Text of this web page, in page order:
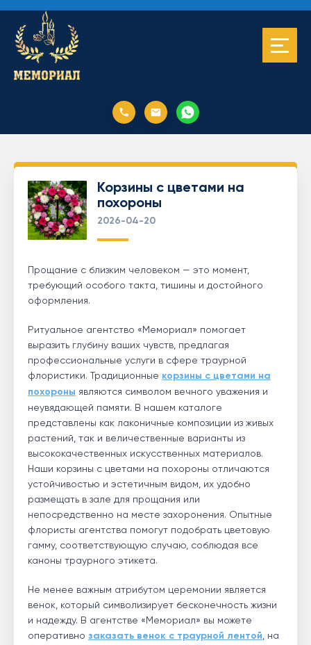
Корзины с цветами на
похороны
2026-04-20
Прощание с близким человеком — это момент,
требующий особого такта, тишины и достойного
оформления.
Ритуальное агентство «Мемориал» помогает
выразить глубину ваших чувств, предлагая
профессиональные услуги в сфере траурной
флористики. Традиционные корзины с цветами на
похороны являются символом вечного уважения и
неувядающей памяти. В нашем каталоге
представлены как лаконичные композиции из живых
растений, так и величественные варианты из
высококачественных искусственных материалов.
Наши корзины с цветами на похороны отличаются
устойчивостью и эстетичным видом, их удобно
размещать в зале для прощания или
непосредственно на месте захоронения. Опытные
флористы агентства помогут подобрать цветовую
гамму, соответствующую случаю, соблюдая все
каноны траурного этикета.
Не менее важным атрибутом церемонии является
венок, который символизирует бесконечность жизни
и надежду. В агентстве «Мемориал» вы можете
оперативно заказать венок с траурной лентой , на